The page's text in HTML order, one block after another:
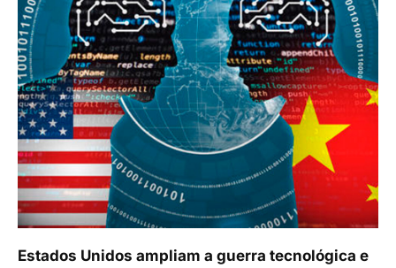
Estados Unidos ampliam a guerra tecnológica e